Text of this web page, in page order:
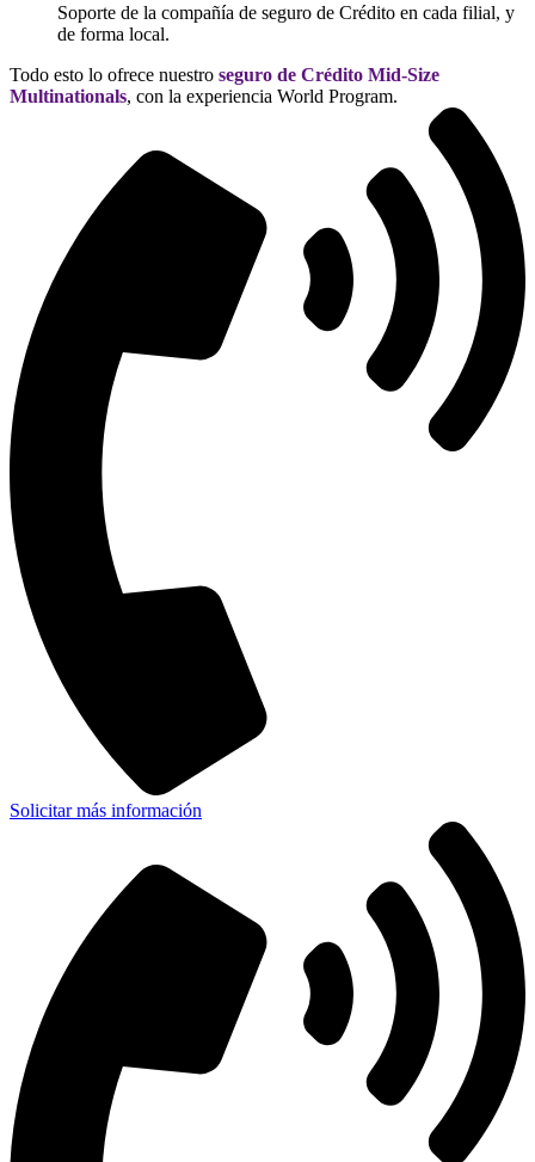
Soporte de la compañía de seguro de Crédito en cada filial, y
de forma local.
Todo esto lo ofrece nuestro seguro de Crédito Mid-Size
Multinationals, con la experiencia World Program.
Solicitar más información